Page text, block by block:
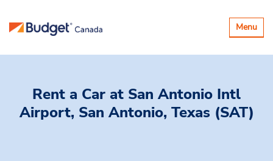
Basculer
la
Menu
Rent a Car at San Antonio Intl
Airport, San Antonio, Texas (SAT)